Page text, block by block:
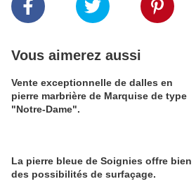
Vous aimerez aussi
Vente exceptionnelle de dalles en
pierre marbrière de Marquise de type
"Notre-Dame".
La pierre bleue de Soignies offre bien
des possibilités de surfaçage.